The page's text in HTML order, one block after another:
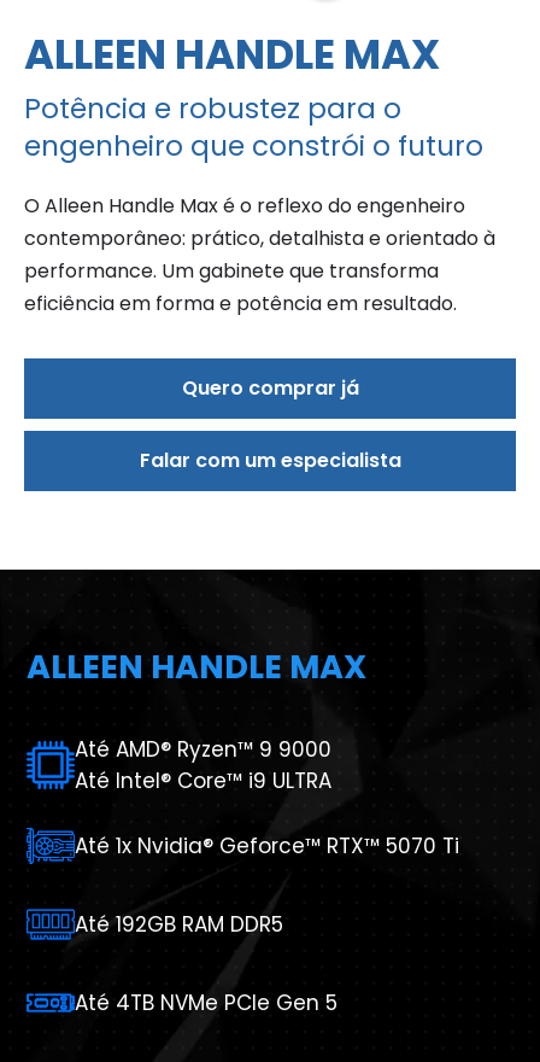
ALLEEN HANDLE MAX
Potência e robustez para o
engenheiro que constrói o futuro
O Alleen Handle Max é o reflexo do engenheiro
contemporâneo: prático, detalhista e orientado à
performance. Um gabinete que transforma
eficiência em forma e potência em resultado.
Quero comprar já
Falar com um especialista
ALLEEN HANDLE MAX
Até AMD® Ryzen™ 9 9000
Até Intel® Core™ i9 ULTRA
Até 1x Nvidia® Geforce™ RTX™ 5070 Ti
Até 192GB RAM DDR5
Até 4TB NVMe PCIe Gen 5